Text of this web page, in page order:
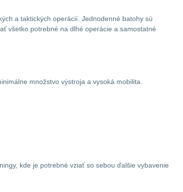
a taktických operácií. Jednodenné batohy sú
všetko potrebné na dlhé operácie a samostatné
množstvo výstroja a vysoká mobilita.
kde je potrebné vziať so sebou ďalšie vybavenie